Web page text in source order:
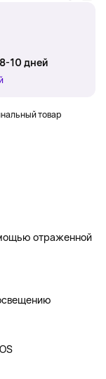
10 дней
товар
отраженной